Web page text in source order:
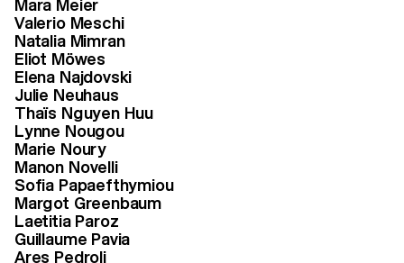
Jury Bachelor Photographie – Hinde Haest, Marc
Kremers, Urs Stahel
3/6
I am impressed by the quality of the
students' work. It is very mature.
Each project goes straight to the
point, which is a great strength.
Mara Meier
Valerio Meschi
Natalia Mimran
Eliot Möwes
Elena Najdovski
Julie Neuhaus
Thaïs Nguyen Huu
Lynne Nougou
Marie Noury
Manon Novelli
Sofia Papaefthymiou
Margot Greenbaum
Laetitia Paroz
Guillaume Pavia
Ares Pedroli